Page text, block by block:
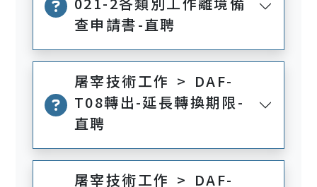
查申請書-直聘
屠宰技術工作 > DAF-
T08轉出-延長轉換期限-
直聘
屠宰技術工作 > DAF-